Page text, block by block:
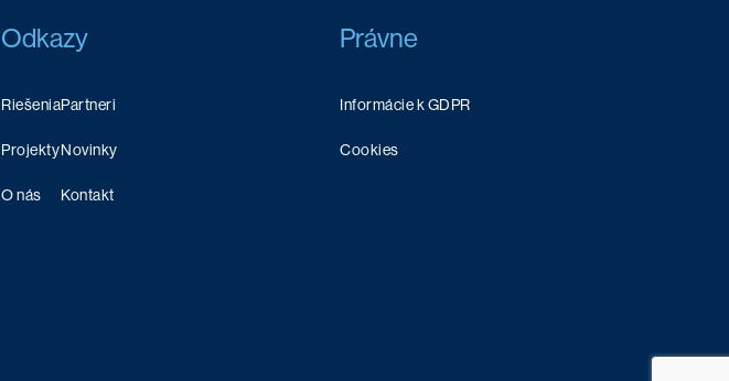
Odkazy
Riešenia
Projekty
O nás
Partneri
Novinky
Kontakt
Právne
Informácie k GDPR
Cookies